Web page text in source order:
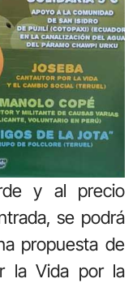
y al precio
se podrá
propuesta de
la Vida por la